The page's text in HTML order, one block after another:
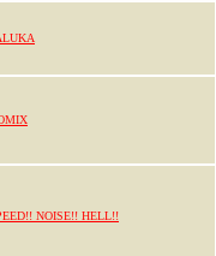
NOISE!! HELL!!